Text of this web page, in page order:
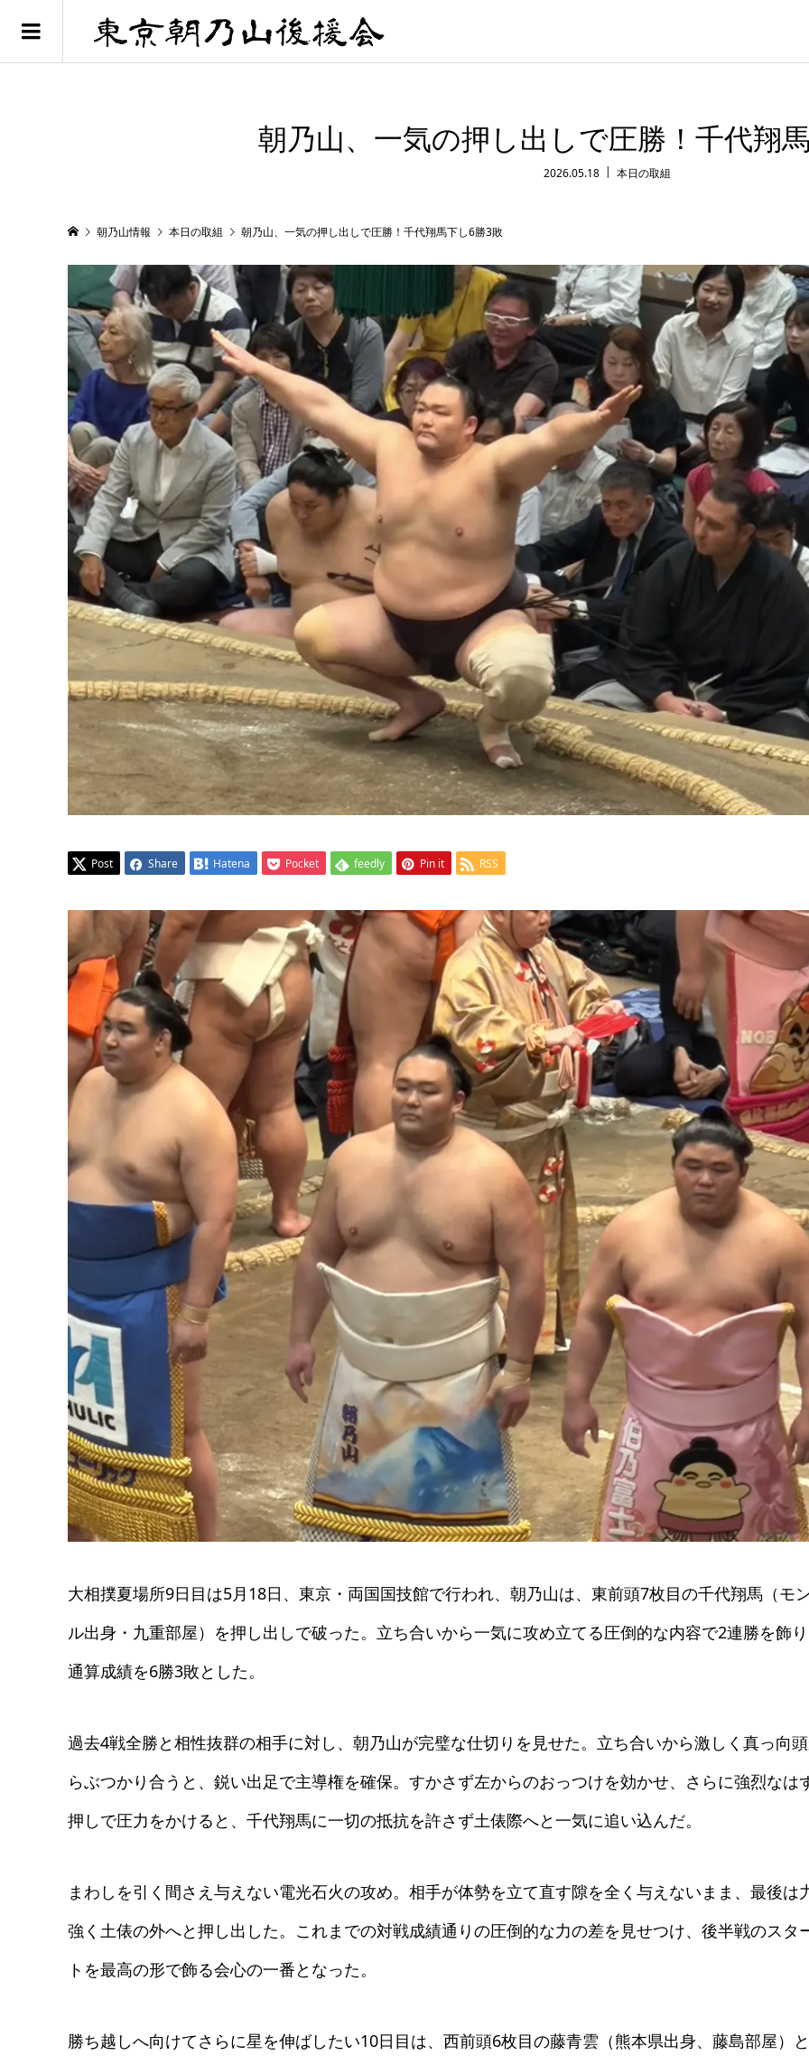
朝乃山、一気の押し出しで圧勝！千代翔
2026.05.18 本日の取組
朝乃山情報 本日の取組 朝乃山、一気の押し出しで圧勝！千代翔馬下し6勝3敗
Post Share Hatena Pocket feedly Pin it RSS
大相撲夏場所9日目は5月18日、東京・両国国技館で行われ、朝乃山は、東前頭7枚目の千代翔馬（モ
ル出身・九重部屋）を押し出しで破った。立ち合いから一気に攻め立てる圧倒的な内容で2連勝を飾
通算成績を6勝3敗とした。
過去4戦全勝と相性抜群の相手に対し、朝乃山が完璧な仕切りを見せた。立ち合いから激しく真っ向
らぶつかり合うと、鋭い出足で主導権を確保。すかさず左からのおっつけを効かせ、さらに強烈なは
押しで圧力をかけると、千代翔馬に一切の抵抗を許さず土俵際へと一気に追い込んだ。
まわしを引く間さえ与えない電光石火の攻め。相手が体勢を立て直す隙を全く与えないまま、最後は
強く土俵の外へと押し出した。これまでの対戦成績通りの圧倒的な力の差を見せつけ、後半戦のスタ
トを最高の形で飾る会心の一番となった。
勝ち越しへ向けてさらに星を伸ばしたい10日目は、西前頭6枚目の藤青雲（熊本県出身、藤島部屋）